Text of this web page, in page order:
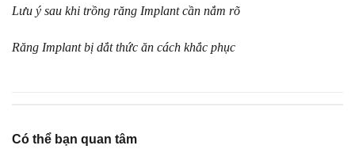
Lưu ý sau khi trồng răng Implant cần nắm rõ
Răng Implant bị dắt thức ăn cách khắc phục
Có thể bạn quan tâm